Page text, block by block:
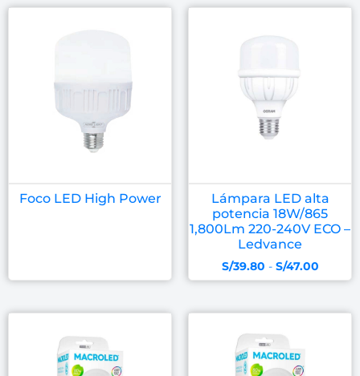
Foco LED High Power
Lámpara LED alta
potencia 18W/865
1,800Lm 220-240V ECO –
Ledvance
S/39.80 - S/47.00